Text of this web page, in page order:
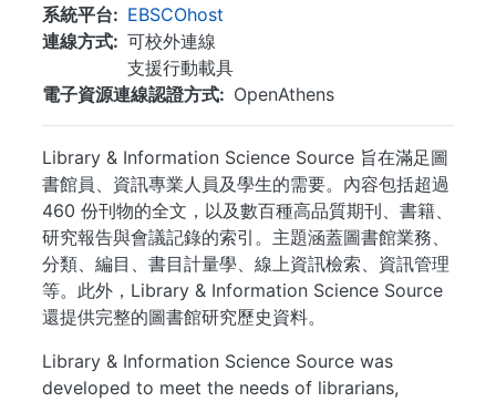
系統平台
EBSCOhost
連線方式
可校外連線
支援行動載具
電子資源連線認證方式
OpenAthens
Library & Information Science Source 旨在滿足圖
書館員、資訊專業人員及學生的需要。內容包括超過
460 份刊物的全文，以及數百種高品質期刊、書籍、
研究報告與會議記錄的索引。主題涵蓋圖書館業務、
分類、編目、書目計量學、線上資訊檢索、資訊管理
等。此外，Library & Information Science Source
還提供完整的圖書館研究歷史資料。
Library & Information Science Source was
developed to meet the needs of librarians,